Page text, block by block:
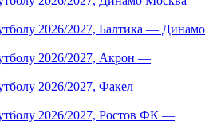
2026/2027, Балтика — Динамо
2026/2027, Акрон —
2026/2027, Факел —
2026/2027, Ростов ФК —